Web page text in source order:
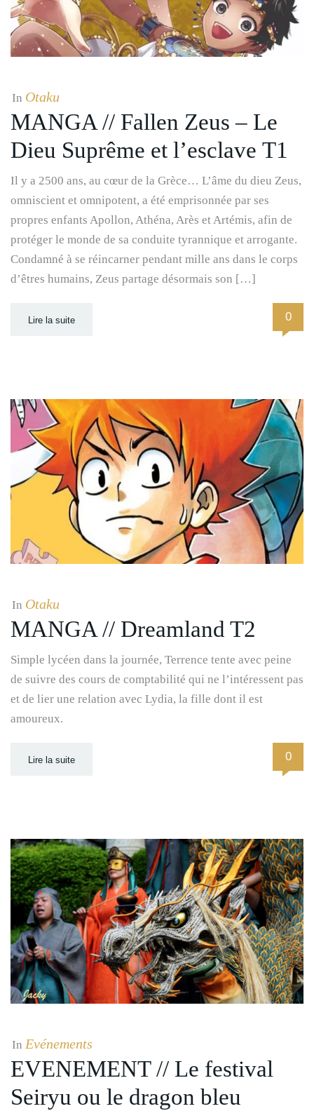
In Otaku
MANGA // Fallen Zeus – Le
Dieu Suprême et l’esclave T1
Il y a 2500 ans, au cœur de la Grèce… L’âme du dieu Zeus,
omniscient et omnipotent, a été emprisonnée par ses
propres enfants Apollon, Athéna, Arès et Artémis, afin de
protéger le monde de sa conduite tyrannique et arrogante.
Condamné à se réincarner pendant mille ans dans le corps
d’êtres humains, Zeus partage désormais son […]
Lire la suite 0
In Otaku
MANGA // Dreamland T2
Simple lycéen dans la journée, Terrence tente avec peine
de suivre des cours de comptabilité qui ne l’intéressent pas
et de lier une relation avec Lydia, la fille dont il est
amoureux.
Lire la suite 0
In Evénements
EVENEMENT // Le festival
Seiryu ou le dragon bleu